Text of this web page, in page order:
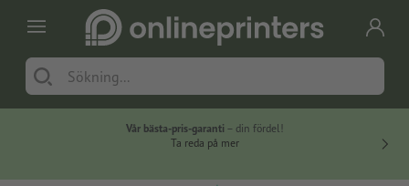
Vår bästa-pris-garanti – din fördel!
Ta reda på mer